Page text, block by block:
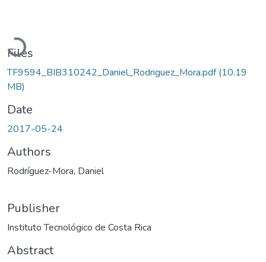
Loading...
Files
TF9594_BIB310242_Daniel_Rodriguez_Mora.pdf(10.19
MB)
Date
2017-05-24
Authors
Rodríguez-Mora, Daniel
Publisher
Instituto Tecnológico de Costa Rica
Abstract